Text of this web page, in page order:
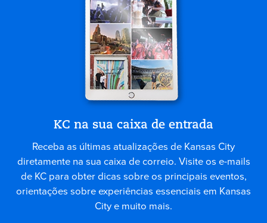
KC na sua caixa de entrada
Receba as últimas atualizações de Kansas City
diretamente na sua caixa de correio. Visite os e-mails
de KC para obter dicas sobre os principais eventos,
orientações sobre experiências essenciais em Kansas
City e muito mais.